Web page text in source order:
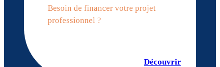
Besoin de financer votre projet
professionnel ?
Découvrir